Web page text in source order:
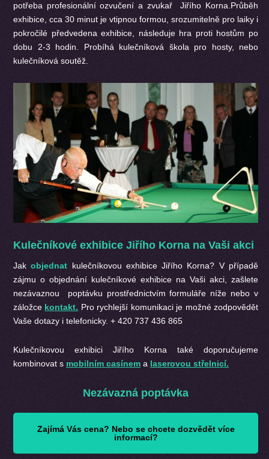
potřeba profesionální ozvučení a zvukař Jiřího Korna.Průběh
exhibice, cca 30 minut je vtipnou formou, srozumitelně pro laiky i
pokročilé předvedena exhibice, následuje hra proti hostům po
dobu 2-3 hodin. Probíhá kulečníková škola pro hosty, nebo
kulečníková soutěž.
Kulečníkové exhibice Jiřího Korna na Vaši akci
Jakobjednat kulečníkovou exhibice Jiřího Korna? V případě
zájmu o objednání kulečníkové exhibice na Vaši akci, zašlete
nezávaznou poptávku prostřednictvím formuláře níže nebo v
záložce kontakt. Pro rychlejší komunikaci je možné zodpovědět
Vaše dotazy i telefonicky. + 420 737 436 865
Kulečníkovou exhibici Jiřího Korna také doporučujeme
kombinovat s mobilním casínem a laserovou střelnicí.
Nezávazná poptávka
Zajímá Vás cena? Nebo se chcete dozvědět více
informací?